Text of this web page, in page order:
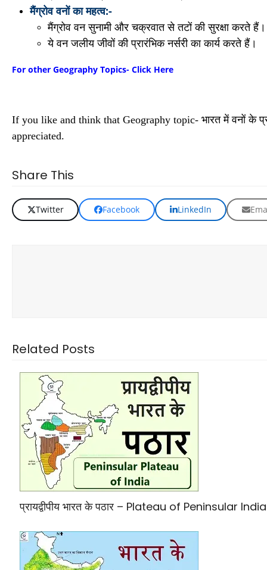
मैंग्रोव वनों का महत्व:-
मैंग्रोव वन सुनामी और चक्रवात से तटों की सुरक्षा करते हैं।
ये वन जलीय जीवों की प्रारंभिक नर्सरी का कार्य करते हैं।
For other Geography Topics- Click Here
If you like and think that Geography topic- भारत में वनों के
appreciated.
Share This
Twitter Facebook LinkedIn
Related Posts
प्रायद्वीपीय भारत के पठार – Plateau of Peninsular India